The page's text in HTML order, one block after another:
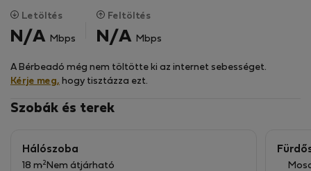
rendelkezik.
Letöltés
N/A Mbps
Feltöltés
N/A Mbps
A Bérbeadó még nem töltötte ki az internet sebességet.
Kérje meg, hogy tisztázza ezt.
Szobák és terek
Hálószoba
18 m2 Nem átjárható